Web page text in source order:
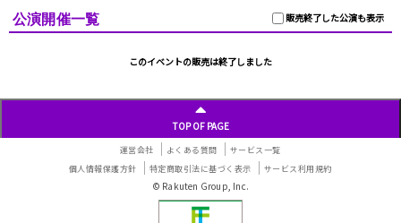
販売終了した公演も表示
公演開催一覧
このイベントの販売は終了しました
TOP OF PAGE
運営会社 よくある質問
サービス一覧
個人情報保護方針
特定商取引法に基づく表示 サービス利用規約
© Rakuten Group, Inc.